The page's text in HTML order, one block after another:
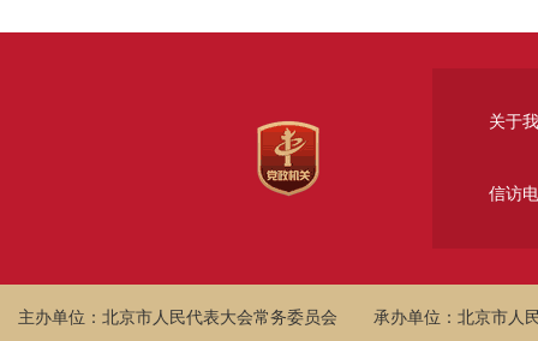
关于
信访
主办单位：北京市人民代表大会常务委员会 承办单位：北京市人